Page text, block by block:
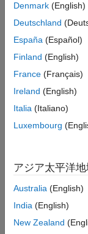
トピック
ThingSpeak チ
ThingSpeak チ
不規則にサンプ
ThingSpeak™
規則性を除去す
ThingSpeak チ
ThingSpeak デ
ThingSpeak デ
電時間の予測
回帰と予測のた
関連情報
Denmark (English)
Deutschland
España (Español)
Finland (English)
France (Français)
Ireland (English)
Italia (Italiano)
Luxembourg
アジア太平洋
Australia (English)
India (English)
New Zealand